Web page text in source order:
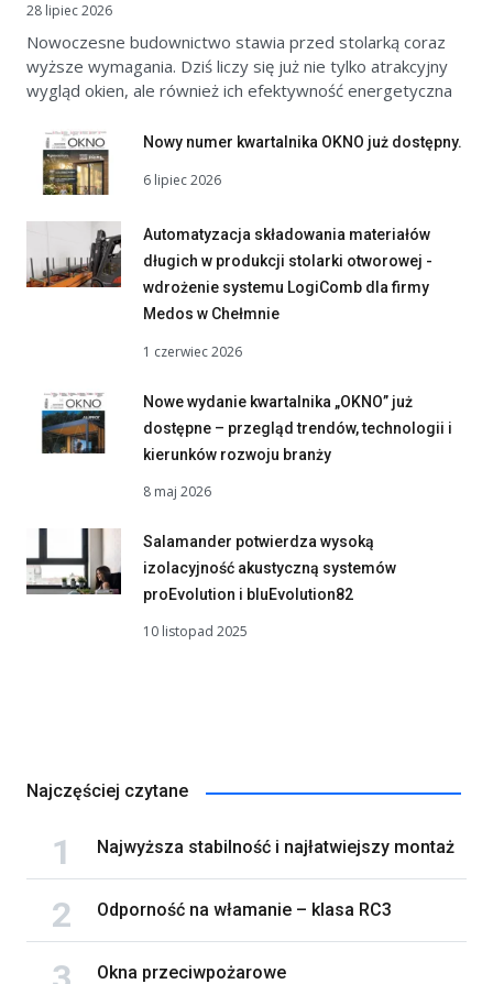
28 lipiec 2026
Nowoczesne budownictwo stawia przed stolarką coraz
wyższe wymagania. Dziś liczy się już nie tylko atrakcyjny
wygląd okien, ale również ich efektywność energetyczna
Nowy numer kwartalnika OKNO już dostępny.
6 lipiec 2026
Automatyzacja składowania materiałów
długich w produkcji stolarki otworowej -
wdrożenie systemu LogiComb dla firmy
Medos w Chełmnie
1 czerwiec 2026
Nowe wydanie kwartalnika „OKNO” już
dostępne – przegląd trendów, technologii i
kierunków rozwoju branży
8 maj 2026
Salamander potwierdza wysoką
izolacyjność akustyczną systemów
proEvolution i bluEvolution82
10 listopad 2025
Najczęściej czytane
Najwyższa stabilność i najłatwiejszy montaż
Odporność na włamanie – klasa RC3
Okna przeciwpożarowe